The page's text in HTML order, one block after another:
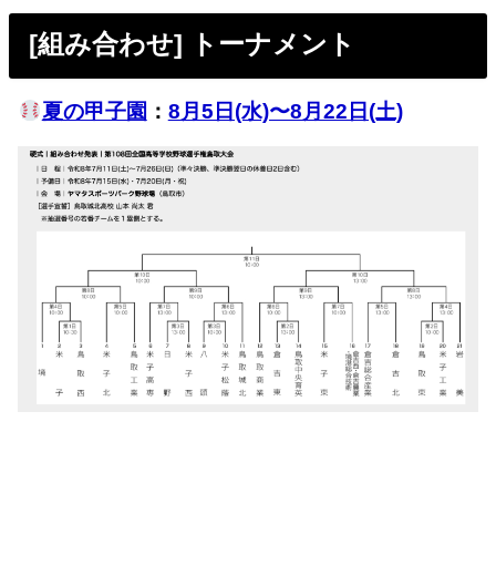
[組み合わせ] トーナメント
夏の甲子園 ： 8月5日(水)〜8月22日(土)